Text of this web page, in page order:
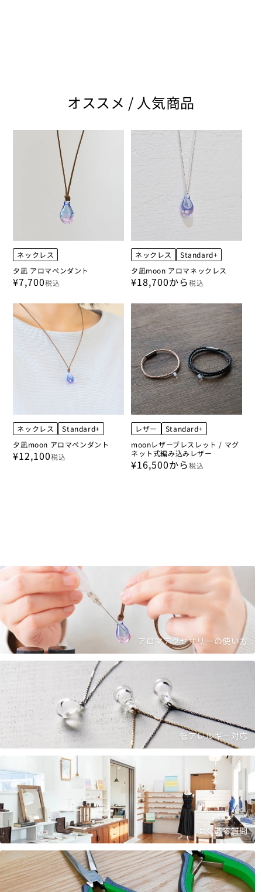
オススメ / 人気商品
ネックレス
夕凪 アロマペンダント
¥7,700税込
ネックレス
Standard+
夕凪moon アロマネックレス
¥18,700から税込
ネックレス
Standard+
夕凪moon アロマペンダント
¥12,100税込
レザー
Standard+
moonレザーブレスレット / マグ
ネット式編み込みレザー
¥16,500から税込
アロマアクセサリーの使い方
低アレルギー対応
よくある質問